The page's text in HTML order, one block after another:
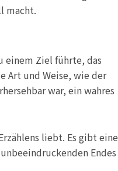
macht.
einem Ziel führte, das
Art und Weise, wie der
war, ein wahres
liebt. Es gibt eine
Endes